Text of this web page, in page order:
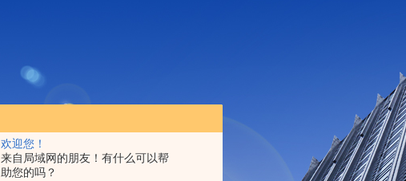
欢迎您！
来自局域网的朋友！有什么可以帮
助您的吗？